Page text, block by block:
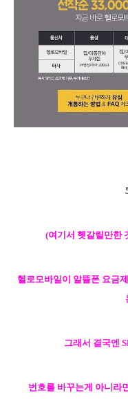
(여기서 헷갈릴만한
헬로모바일이 알뜰폰 요금
그래서 결국엔
번호를 바꾸는게 아니라